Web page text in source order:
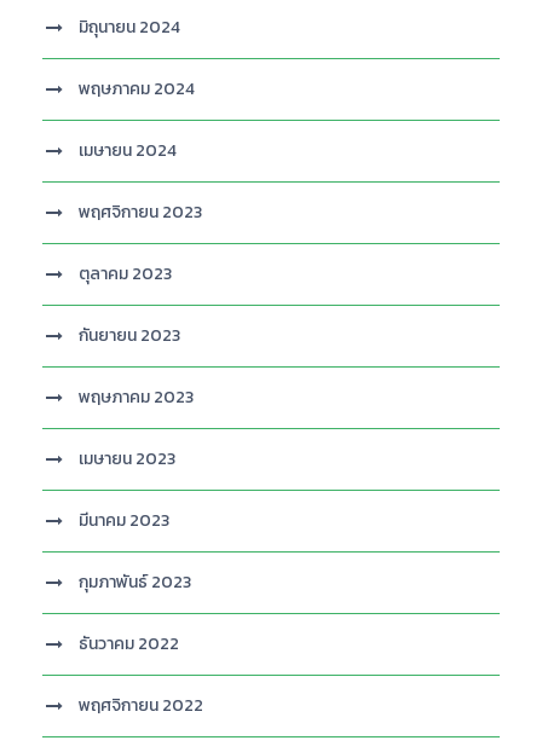
มิถุนายน 2024
พฤษภาคม 2024
เมษายน 2024
พฤศจิกายน 2023
ตุลาคม 2023
กันยายน 2023
พฤษภาคม 2023
เมษายน 2023
มีนาคม 2023
กุมภาพันธ์ 2023
ธันวาคม 2022
พฤศจิกายน 2022